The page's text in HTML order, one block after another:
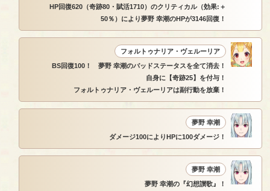
HP回復620（奇跡80・賦活1710）のクリティカル（効果:＋
50％）により夢野 幸潮のHPが3146回復！
フォルトゥナリア・ヴェルーリア
BS回復100！ 夢野 幸潮のバッドステータスを全て消去！
自身に【奇跡25】を付与！
フォルトゥナリア・ヴェルーリアは副行動を放棄！
夢野 幸潮
ダメージ100によりHPに100ダメージ！
夢野 幸潮
夢野 幸潮の『幻想讃歌』！